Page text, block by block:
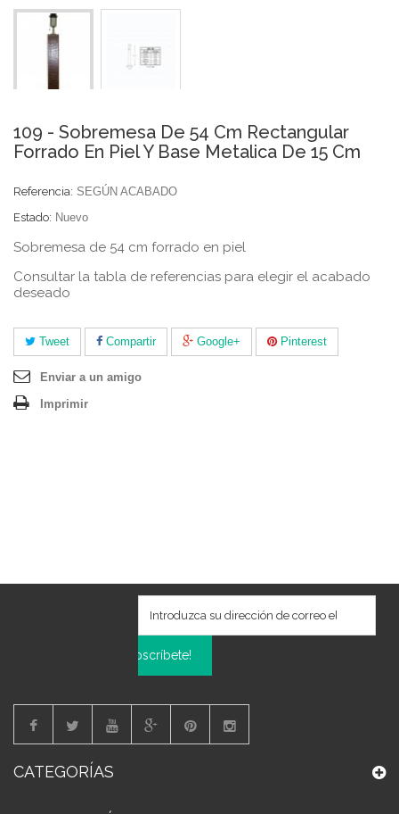
109 - Sobremesa De 54 Cm Rectangular
Forrado En Piel Y Base Metalica De 15 Cm
Referencia: SEGÚN ACABADO
Estado: Nuevo
Sobremesa de 54 cm forrado en piel
Consultar la tabla de referencias para elegir el acabado
deseado
Tweet Compartir Google+ Pinterest
Enviar a un amigo
Imprimir
Subscríbete!
CATEGORÍAS